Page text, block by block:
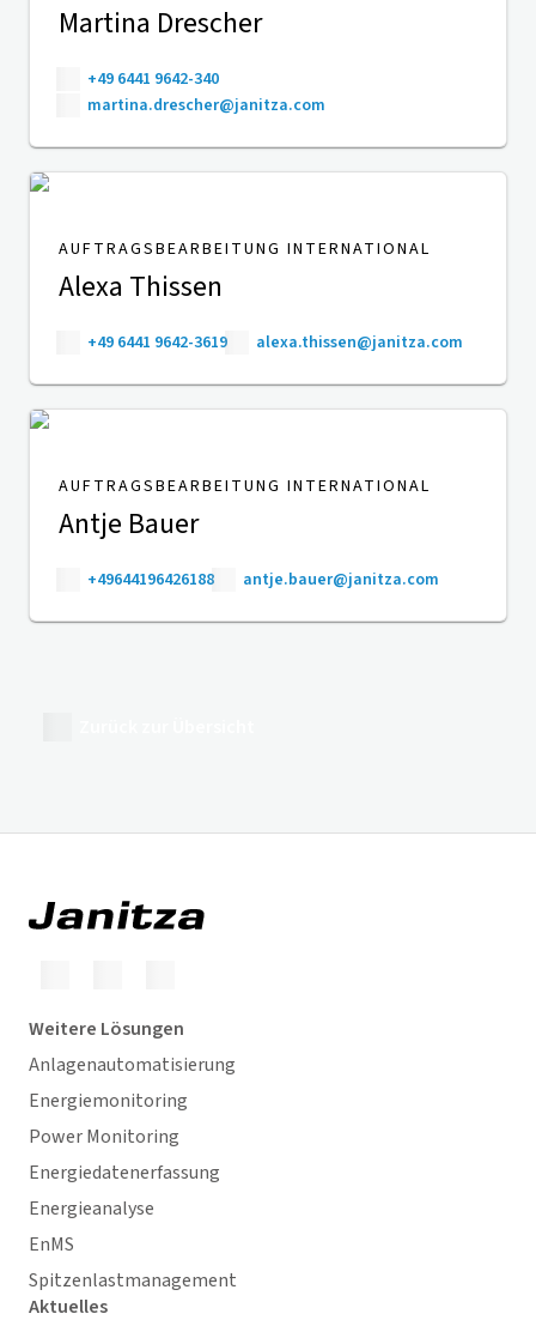
Martina Drescher
+49 6441 9642-340
martina.drescher@janitza.com
AUFTRAGSBEARBEITUNG INTERNATIONAL
Alexa Thissen
+49 6441 9642-3619 alexa.thissen@janitza.com
AUFTRAGSBEARBEITUNG INTERNATIONAL
Antje Bauer
+49644196426188 antje.bauer@janitza.com
Weitere Lösungen
Anlagenautomatisierung
Energiemonitoring
Power Monitoring
Energiedatenerfassung
Energieanalyse
EnMS
Spitzenlastmanagement
Aktuelles